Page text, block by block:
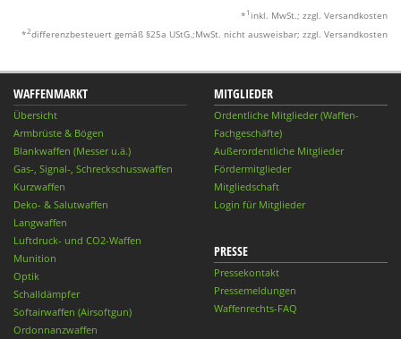
* 1 inkl. MwSt.; zzgl. Versandkosten
*2differenzbesteuert gemäß §25a UStG.;MwSt. nicht ausweisbar; zzgl. Versandkosten
WAFFENMARKT
Übersicht
Armbrüste & Bögen
Blankwaffen (Messer u.ä.)
Gas-, Signal-, Schreckschusswaffen
Kurzwaffen
Deko- & Salutwaffen
Langwaffen
Luftdruck- und CO2-Waffen
Munition
Optik
Schalldämpfer
Softairwaffen (Airsoftgun)
Ordonnanzwaffen
MITGLIEDER
Ordentliche Mitglieder (Waffen-
Fachgeschäfte)
Außerordentliche Mitglieder
Fördermitglieder
Mitgliedschaft
Login für Mitglieder
PRESSE
Pressekontakt
Pressemeldungen
Waffenrechts-FAQ